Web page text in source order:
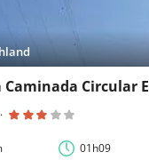
Circular E
·
01h09